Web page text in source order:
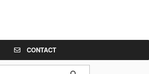
CONTACT